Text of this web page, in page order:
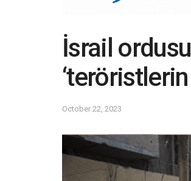
İsrail
October 22, 2023